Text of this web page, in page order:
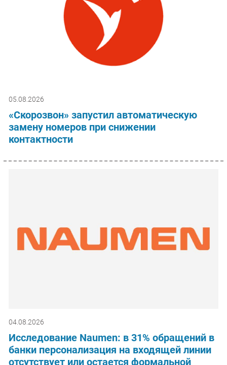
05.08.2026
«Скорозвон» запустил автоматическую
замену номеров при снижении
контактности
04.08.2026
Исследование Naumen: в 31% обращений в
банки персонализация на входящей линии
отсутствует или остается формальной